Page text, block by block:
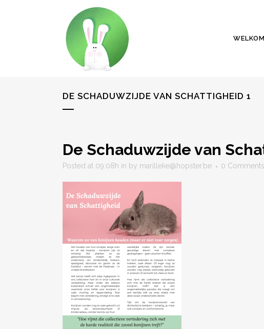
WELKOM
DE SCHADUWZIJDE VAN SCHATTIGHEID 1
De Schaduwzijde van
Posted at 09:08h in by marilleke@hopster.be 0 Comments